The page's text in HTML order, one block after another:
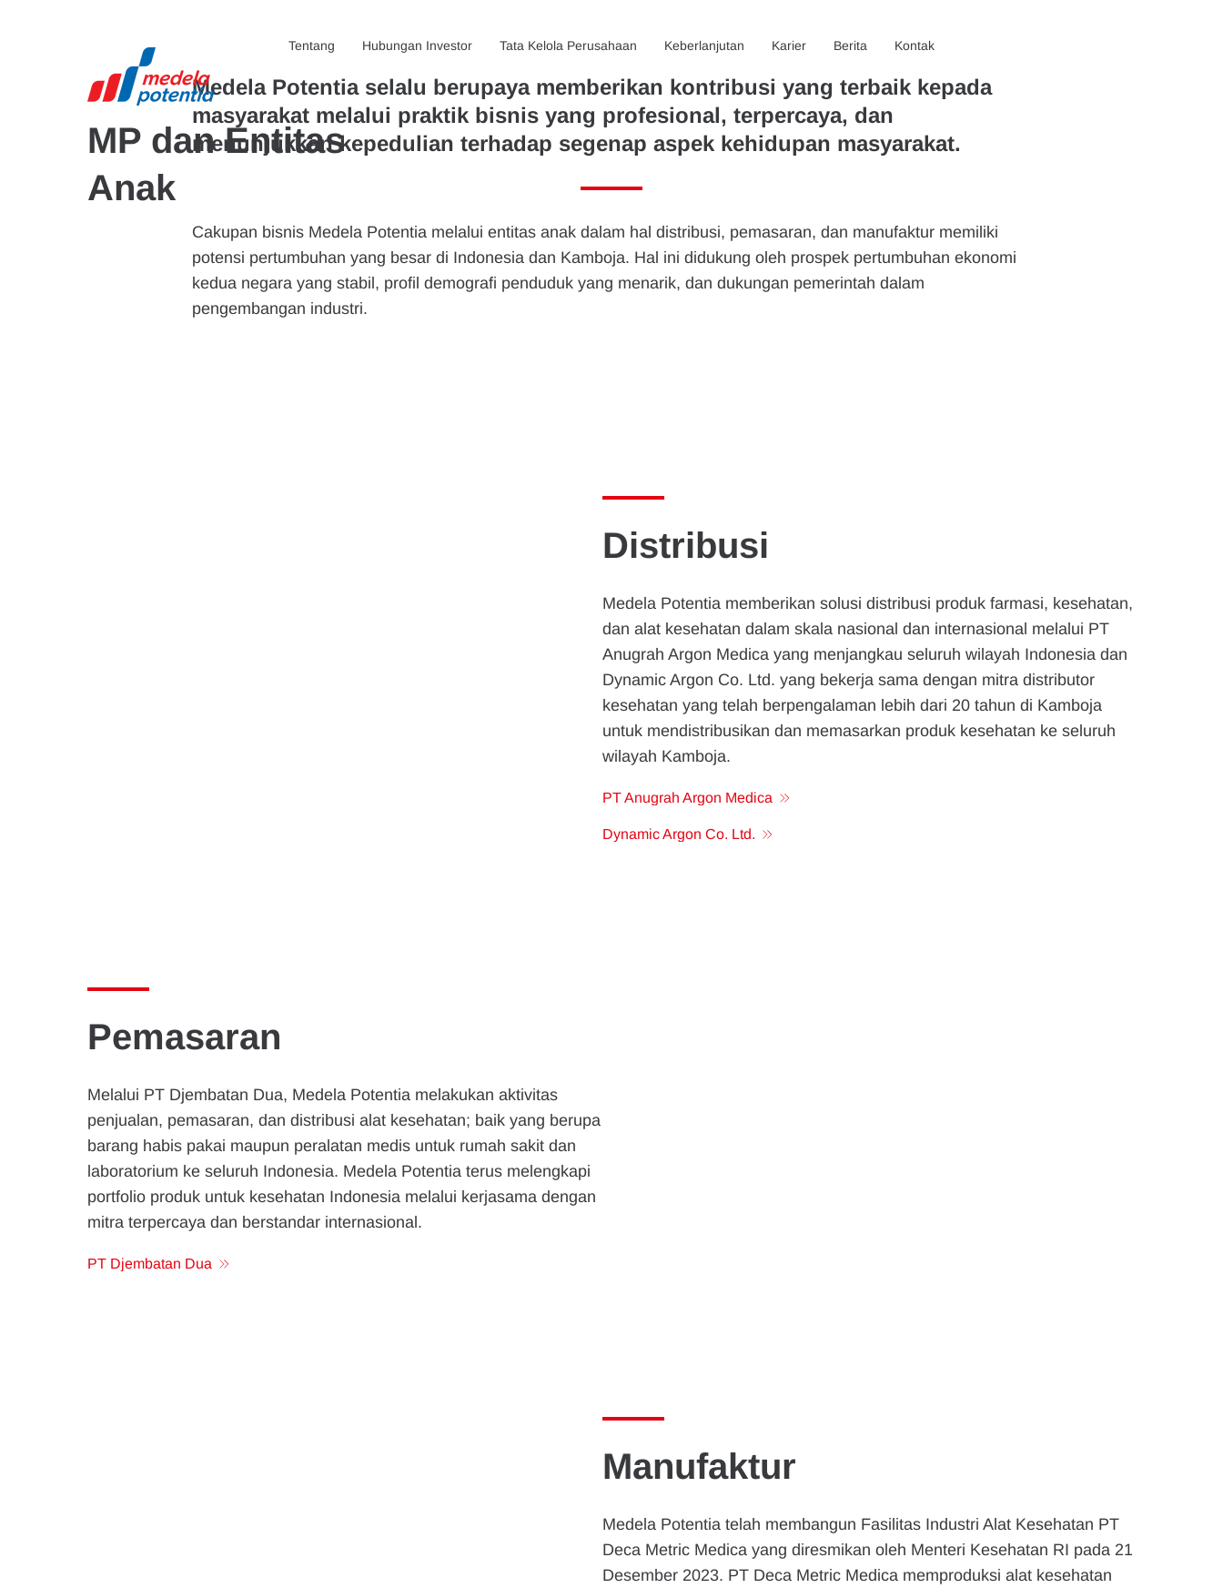
Tentang Hubungan Investor Tata Kelola Perusahaan Keberlanjutan Karier Berita Kontak
MP dan Entitas
Anak
Medela Potentia selalu berupaya memberikan kontribusi yang terbaik kepada
masyarakat melalui praktik bisnis yang profesional, terpercaya, dan
menunjukkan kepedulian terhadap segenap aspek kehidupan masyarakat.
Cakupan bisnis Medela Potentia melalui entitas anak dalam hal distribusi, pemasaran, dan manufaktur memiliki
potensi pertumbuhan yang besar di Indonesia dan Kamboja. Hal ini didukung oleh prospek pertumbuhan ekonomi
kedua negara yang stabil, profil demografi penduduk yang menarik, dan dukungan pemerintah dalam
pengembangan industri.
Dynamic Argon Co. Ltd.
PT Anugrah Argon Medica
Medela Potentia memberikan solusi distribusi produk farmasi, kesehatan,
dan alat kesehatan dalam skala nasional dan internasional melalui PT
Anugrah Argon Medica yang menjangkau seluruh wilayah Indonesia dan
Dynamic Argon Co. Ltd. yang bekerja sama dengan mitra distributor
kesehatan yang telah berpengalaman lebih dari 20 tahun di Kamboja
untuk mendistribusikan dan memasarkan produk kesehatan ke seluruh
wilayah Kamboja.
Distribusi
PT Djembatan Dua
Melalui PT Djembatan Dua, Medela Potentia melakukan aktivitas
penjualan, pemasaran, dan distribusi alat kesehatan; baik yang berupa
barang habis pakai maupun peralatan medis untuk rumah sakit dan
laboratorium ke seluruh Indonesia. Medela Potentia terus melengkapi
portfolio produk untuk kesehatan Indonesia melalui kerjasama dengan
mitra terpercaya dan berstandar internasional.
Pemasaran
Manufaktur
Medela Potentia telah membangun Fasilitas Industri Alat Kesehatan PT
Deca Metric Medica yang diresmikan oleh Menteri Kesehatan RI pada 21
Desember 2023. PT Deca Metric Medica memproduksi alat kesehatan